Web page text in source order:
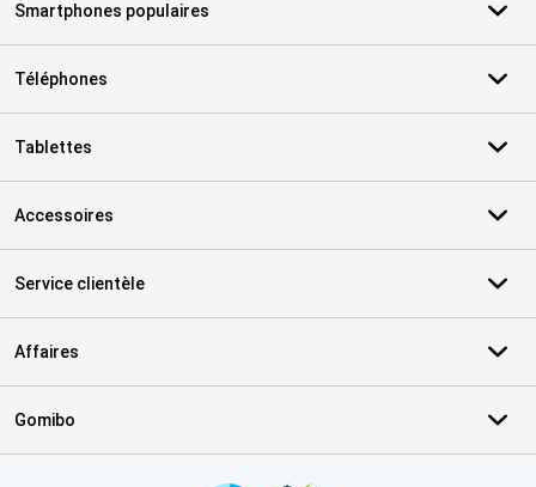
Smartphones populaires
Téléphones
Tablettes
Accessoires
Service clientèle
Affaires
Gomibo